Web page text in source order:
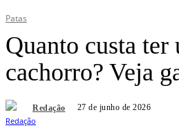
Patas
Quanto custa ter
cachorro? Veja
Redação 27 de junho de 2026